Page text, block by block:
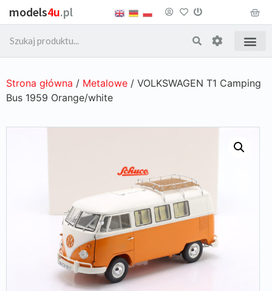
models4u.pl
Strona główna / Metalowe / VOLKSWAGEN T1 Camping
Bus 1959 Orange/white